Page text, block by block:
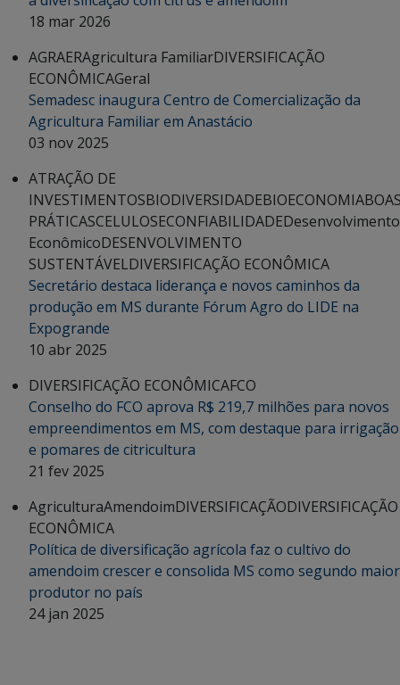
18 mar 2026
AGRAERAgricultura FamiliarDIVERSIFICAÇÃO
ECONÔMICAGeral
Semadesc inaugura Centro de Comercialização da
Agricultura Familiar em Anastácio
03 nov 2025
ATRAÇÃO DE
INVESTIMENTOSBIODIVERSIDADEBIOECONOMIA
PRÁTICASCELULOSECONFIABILIDADEDesenvolvimento
EconômicoDESENVOLVIMENTO
SUSTENTÁVELDIVERSIFICAÇÃO ECONÔMICA
Secretário destaca liderança e novos caminhos da
produção em MS durante Fórum Agro do LIDE na
Expogrande
10 abr 2025
DIVERSIFICAÇÃO ECONÔMICAFCO
Conselho do FCO aprova R$ 219,7 milhões para novos
empreendimentos em MS, com destaque para irrigação
e pomares de citricultura
21 fev 2025
AgriculturaAmendoimDIVERSIFICAÇÃODIVERSIFICAÇÃO
ECONÔMICA
Política de diversificação agrícola faz o cultivo do
amendoim crescer e consolida MS como segundo maior
produtor no país
24 jan 2025